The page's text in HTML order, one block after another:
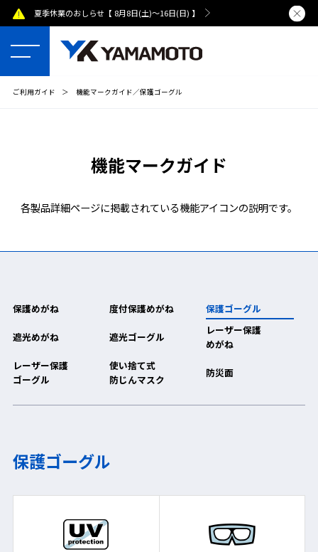
夏季休業のおしらせ【 8月8日(土)～16日(日) 】 熊本県で
ご利用ガイド ＞ 機能マークガイド／保護ゴーグル
機能マークガイド
各製品詳細ページに掲載されている機能アイコンの説明です。
保護めがね 度付保護めがね 保護ゴーグル
遮光めがね 遮光ゴーグル
レーザー保護
めがね
レーザー保護
ゴーグル
使い捨て式
防じんマスク
防災面
保護ゴーグル